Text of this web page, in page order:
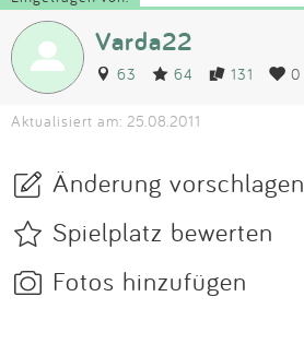
Varda22
63 64 131 0
Aktualisiert am: 25.08.2011
Änderung vorschlagen
Spielplatz bewerten
Fotos hinzufügen